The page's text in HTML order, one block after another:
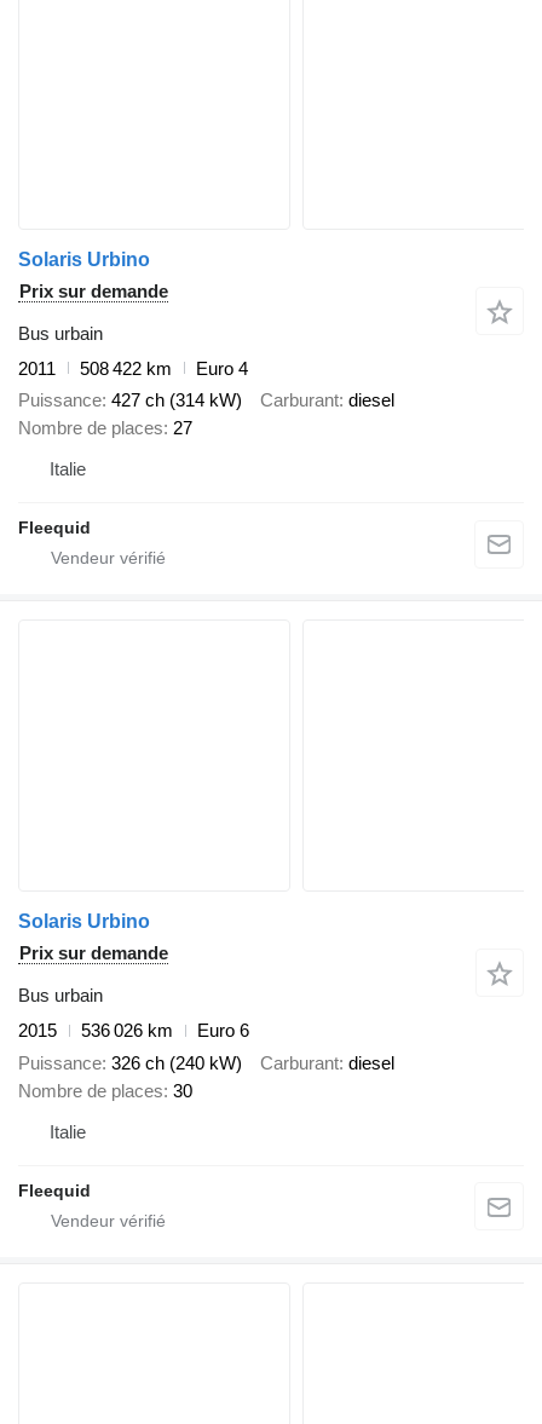
Solaris Urbino
Prix sur demande
Bus urbain
2011
508 422 km
Euro 4
Puissance 427 ch (314 kW) Carburant diesel
Nombre de places 27
Italie
Fleequid
Solaris Urbino
Prix sur demande
Bus urbain
2015
536 026 km
Euro 6
Puissance 326 ch (240 kW) Carburant diesel
Nombre de places 30
Italie
Fleequid